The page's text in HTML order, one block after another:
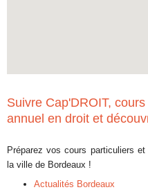
Suivre Cap'DROIT,
annuel en droit et
Préparez vos cours particuliers
la ville de Bordeaux !
Actualités Bordeaux